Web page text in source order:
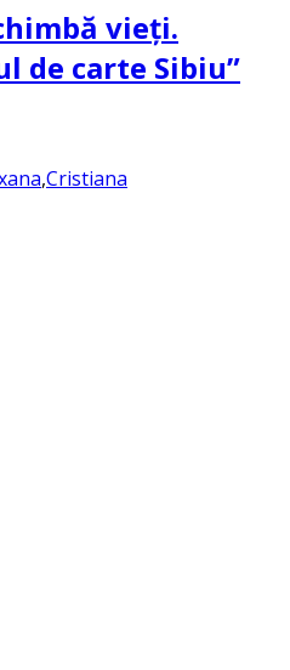
vieți.
de carte Sibiu”
,Cristiana